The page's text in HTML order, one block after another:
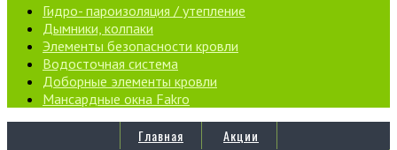
Гидро- пароизоляция / утепление
Дымники, колпаки
Элементы безопасности кровли
Водосточная система
Доборные элементы кровли
Мансардные окна Fakro
Главная
Акции